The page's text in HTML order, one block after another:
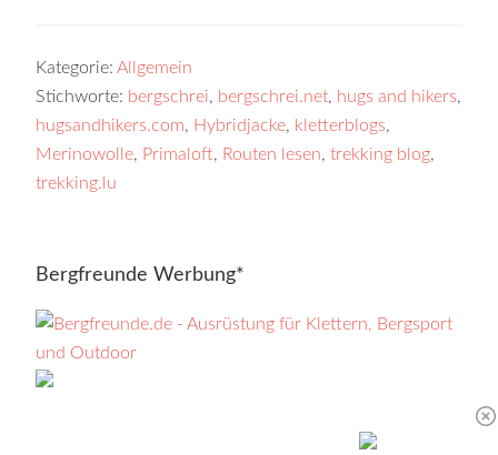
Kategorie:Allgemein
Stichworte: bergschrei, bergschrei.net, hugs and hikers,
hugsandhikers.com, Hybridjacke, kletterblogs,
Merinowolle, Primaloft, Routen lesen,trekking blog,
trekking.lu
Bergfreunde Werbung*